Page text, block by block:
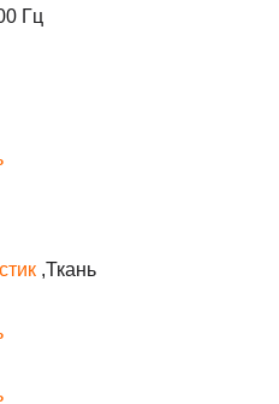
Гц
,Ткань